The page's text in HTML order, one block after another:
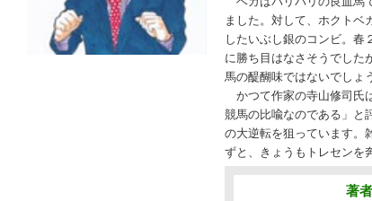
ました。対して、ホクトベ
したいぶし銀のコンビ。春
に勝ち目はなさそうでした
馬の醍醐味ではないでしょ
かつて作家の寺山修司氏
競馬の比喩なのである」と
の大逆転を狙っています。
ずと、きょうもトレセンを
著